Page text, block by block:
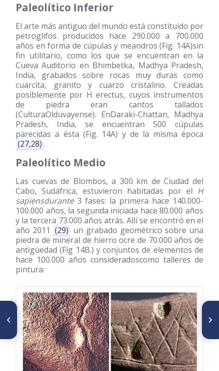
Paleolítico Inferior
El arte más antiguo del mundo está constituido por
petroglifos producidos hace 290.000 a 700.000
años en forma de cúpulas y meandros (Fig. 14A)sin
fin utilitario, como los que se encuentran en la
Cueva Auditorio en Bhimbetka, Madhya Pradesh,
India, grabados sobre rocas muy duras como
cuarcita, granito y cuarzo cristalino. Creadas
posiblemente por H erectus, cuyos instrumentos
de piedra eran cantos tallados
(CulturaOlduvayense). EnDaraki-Chattan, Madhya
Pradesh, India, se encuentran 500 cúpulas
parecidas a ésta (Fig. 14A) y de la misma época
(27,28) .
Paleolítico Medio
Las cuevas de Blombos, a 300 km de Ciudad del
Cabo, Sudáfrica, estuvieron habitadas por el H
sapiensdurante3 fases: la primera hace 140.000-
100.000 años, la segunda iniciada hace 80.000 años
y la tercera 73.000 años atrás. Allí se encontró en el
año 2011 (29) un grabado geométrico sobre una
piedra de mineral de hierro ocre de 70.000 años de
antigüedad (Fig 14B.) y conjuntos de elementos de
hace 100.000 años consideradoscomo talleres de
pintura:
ARTÍCULO ANTERIOR
Patología mamaria en el arte
SIGUIENTE ARTÍCULO
Historia de la Especialización
en Medicina Crítica del Servicio
Autónomo Hospital
Universitario de Maracaibo